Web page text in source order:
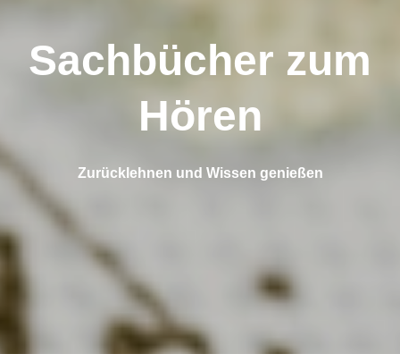
Sachbücher zum
Hören
Zurücklehnen und Wissen genießen